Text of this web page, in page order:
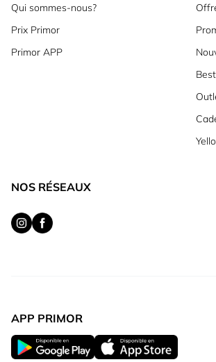
Qui sommes-nous?
Prix Primor
Primor APP
NOS RÉSEAUX
APP PRIMOR